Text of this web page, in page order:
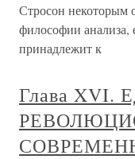
Стросон некоторым
философии анализа,
принадлежит к
Глава XVI.